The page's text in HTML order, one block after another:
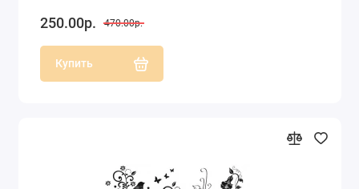
250.00р. 470.00р.
Купить